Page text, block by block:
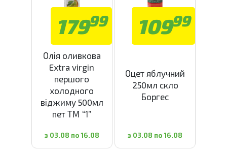
17999
Олія оливкова
Extra virgin
першого
холодного
віджиму 500мл
пет ТМ “1”
з 03.08 по 16.08
10999
Оцет яблучний
250мл скло
Боргес
з 03.08 по 16.08